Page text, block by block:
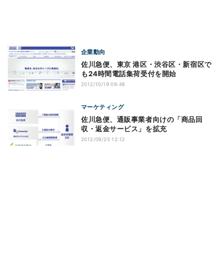
企業動向
佐川急便、東京 港区・渋谷区・新宿区で
も24時間電話集荷受付を開始
2012/10/19 09:48
マーケティング
佐川急便、通販事業者向けの「商品回
収・返金サービス」を拡充
2012/09/25 12:12